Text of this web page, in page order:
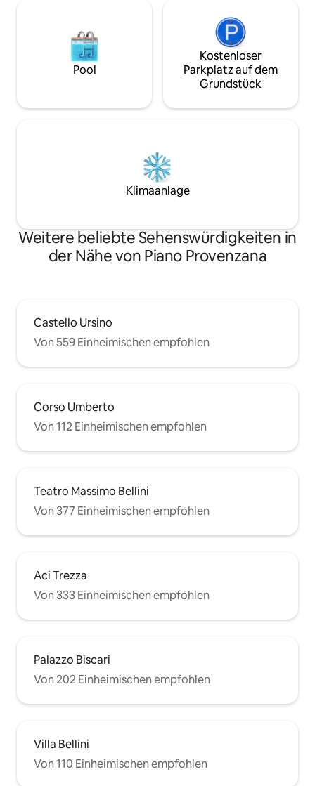
Pool
Kostenloser
Parkplatz auf dem
Grundstück
Klimaanlage
Weitere beliebte Sehenswürdigkeiten in
der Nähe von Piano Provenzana
Castello Ursino
Von 559 Einheimischen empfohlen
Corso Umberto
Von 112 Einheimischen empfohlen
Teatro Massimo Bellini
Von 377 Einheimischen empfohlen
Aci Trezza
Von 333 Einheimischen empfohlen
Palazzo Biscari
Von 202 Einheimischen empfohlen
Villa Bellini
Von 110 Einheimischen empfohlen